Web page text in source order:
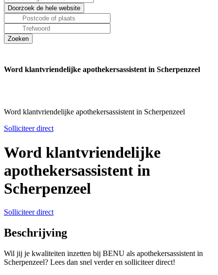
Word klantvriendelijke apothekersassistent in Scherpenzeel
Word klantvriendelijke apothekersassistent in Scherpenzeel
Solliciteer direct
Word klantvriendelijke
apothekersassistent in
Scherpenzeel
Solliciteer direct
Beschrijving
Wil jij je kwaliteiten inzetten bij BENU als apothekersassistent in
Scherpenzeel? Lees dan snel verder en solliciteer direct!